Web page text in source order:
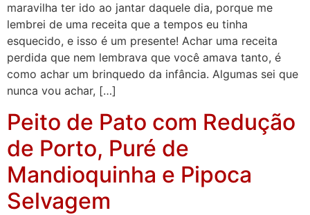
maravilha ter ido ao jantar daquele dia, porque me
lembrei de uma receita que a tempos eu tinha
esquecido, e isso é um presente! Achar uma receita
perdida que nem lembrava que você amava tanto, é
como achar um brinquedo da infância. Algumas sei que
nunca vou achar, […]
Peito de Pato com Redução
de Porto, Puré de
Mandioquinha e Pipoca
Selvagem